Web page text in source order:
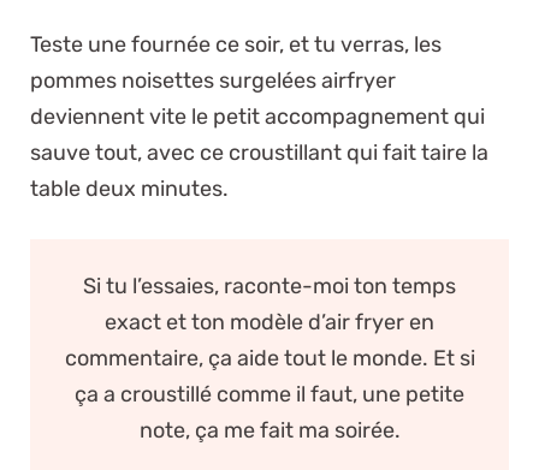
Teste une fournée ce soir, et tu verras, les
pommes noisettes surgelées airfryer
deviennent vite le petit accompagnement qui
sauve tout, avec ce croustillant qui fait taire la
table deux minutes.
Si tu l’essaies, raconte-moi ton temps
exact et ton modèle d’air fryer en
commentaire, ça aide tout le monde. Et si
ça a croustillé comme il faut, une petite
note, ça me fait ma soirée.